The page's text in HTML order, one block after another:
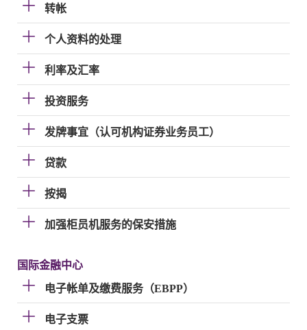
转帐
个人资料的处理
利率及汇率
投资服务
发牌事宜（认可机构证券业务员工）
贷款
按揭
加强柜员机服务的保安措施
国际金融中心
电子帐单及缴费服务（EBPP）
电子支票